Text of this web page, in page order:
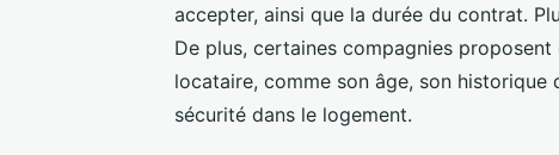
accepter, ainsi que la durée du contrat.
De plus, certaines compagnies
locataire, comme son âge, son historique
sécurité dans le logement.